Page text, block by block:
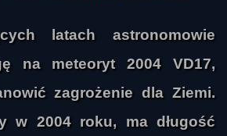
latach astronomowie
na meteoryt 2004 VD17,
zagrożenie dla Ziemi.
w 2004 roku, ma długość